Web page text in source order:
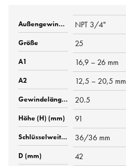
NPT 3/4"
25
16,9 – 26 mm
12,5 – 20,5 mm
20.5
91
36/36 mm
42